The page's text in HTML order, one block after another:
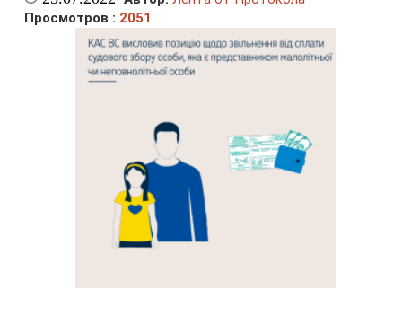
Просмотров : 2051